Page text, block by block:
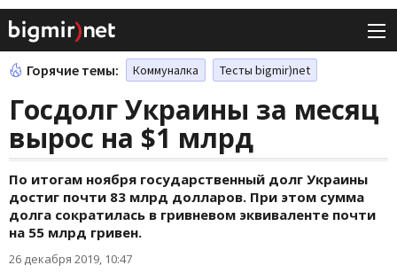
Горячие темы: Коммуналка Тесты bigmir)net
Госдолг Украины за месяц
вырос на $1 млрд
По итогам ноября государственный долг Украины
достиг почти 83 млрд долларов. При этом сумма
долга сократилась в гривневом эквиваленте почти
на 55 млрд гривен.
26 декабря 2019, 10:47